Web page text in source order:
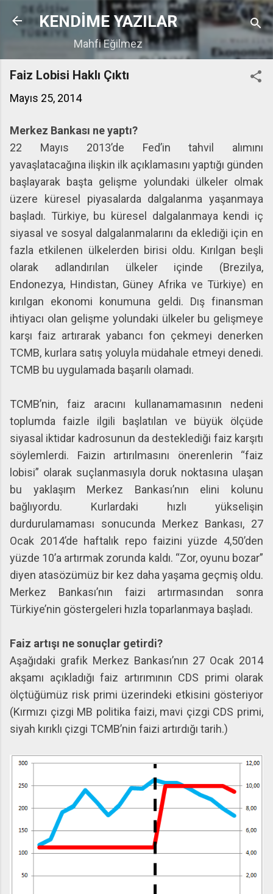
Ana içeriğe atla
KENDİME YAZILAR
Mahfi Eğilmez
Faiz Lobisi Haklı Çıktı
Mayıs 25, 2014
Merkez Bankası ne yaptı?
22 Mayıs 2013’de Fed’in tahvil alımını
yavaşlatacağına ilişkin ilk açıklamasını yaptığı günden
başlayarak başta gelişme yolundaki ülkeler olmak
üzere küresel piyasalarda dalgalanma yaşanmaya
başladı. Türkiye, bu küresel dalgalanmaya kendi iç
siyasal ve sosyal dalgalanmalarını da eklediği için en
fazla etkilenen ülkelerden birisi oldu. Kırılgan beşli
olarak adlandırılan ülkeler içinde (Brezilya,
Endonezya, Hindistan, Güney Afrika ve Türkiye) en
kırılgan ekonomi konumuna geldi. Dış finansman
ihtiyacı olan gelişme yolundaki ülkeler bu gelişmeye
karşı faiz artırarak yabancı fon çekmeyi denerken
TCMB, kurlara satış yoluyla müdahale etmeyi denedi.
TCMB bu uygulamada başarılı olamadı.
TCMB’nin, faiz aracını kullanamamasının nedeni
toplumda faizle ilgili başlatılan ve büyük ölçüde
siyasal iktidar kadrosunun da desteklediği faiz karşıtı
söylemlerdi. Faizin artırılmasını önerenlerin “faiz
lobisi” olarak suçlanmasıyla doruk noktasına ulaşan
bu yaklaşım Merkez Bankası’nın elini kolunu
bağlıyordu. Kurlardaki hızlı yükselişin
durdurulamaması sonucunda Merkez Bankası, 27
Ocak 2014’de haftalık repo faizini yüzde 4,50’den
yüzde 10’a artırmak zorunda kaldı. “Zor, oyunu bozar”
diyen atasözümüz bir kez daha yaşama geçmiş oldu.
Merkez Bankası’nın faizi artırmasından sonra
Türkiye’nin göstergeleri hızla toparlanmaya başladı.
Faiz artışı ne sonuçlar getirdi?
Aşağıdaki grafik Merkez Bankası’nın 27 Ocak 2014
akşamı açıkladığı faiz artırımının CDS primi olarak
ölçtüğümüz risk primi üzerindeki etkisini gösteriyor
(Kırmızı çizgi MB politika faizi, mavi çizgi CDS primi,
siyah kırıklı çizgi TCMB’nin faizi artırdığı tarih.)